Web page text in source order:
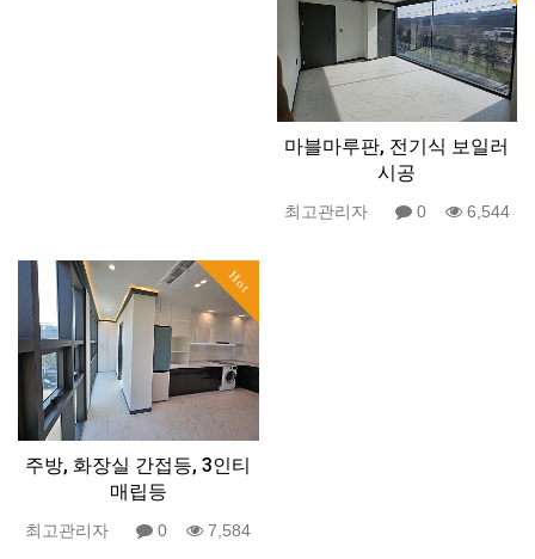
마블마루판, 전기식 보일러
시공
최고관리자 0 6,544
Hot
주방, 화장실 간접등, 3인티
매립등
최고관리자 0 7,584